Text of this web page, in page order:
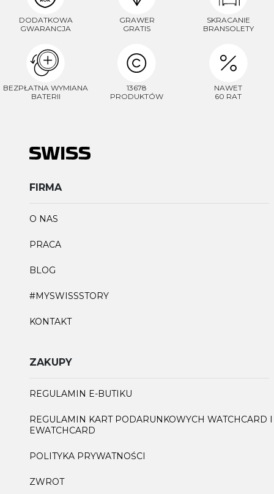
DODATKOWA
GWARANCJA
GRAWER
GRATIS
SKRACANIE
BRANSOLETY
BEZPŁATNA WYMIANA
BATERII
13678
PRODUKTÓW
NAWET
60 RAT
FIRMA
O NAS
PRACA
BLOG
#MYSWISSSTORY
KONTAKT
ZAKUPY
REGULAMIN E-BUTIKU
REGULAMIN KART PODARUNKOWYCH WATCHCARD I
EWATCHCARD
POLITYKA PRYWATNOŚCI
ZWROT